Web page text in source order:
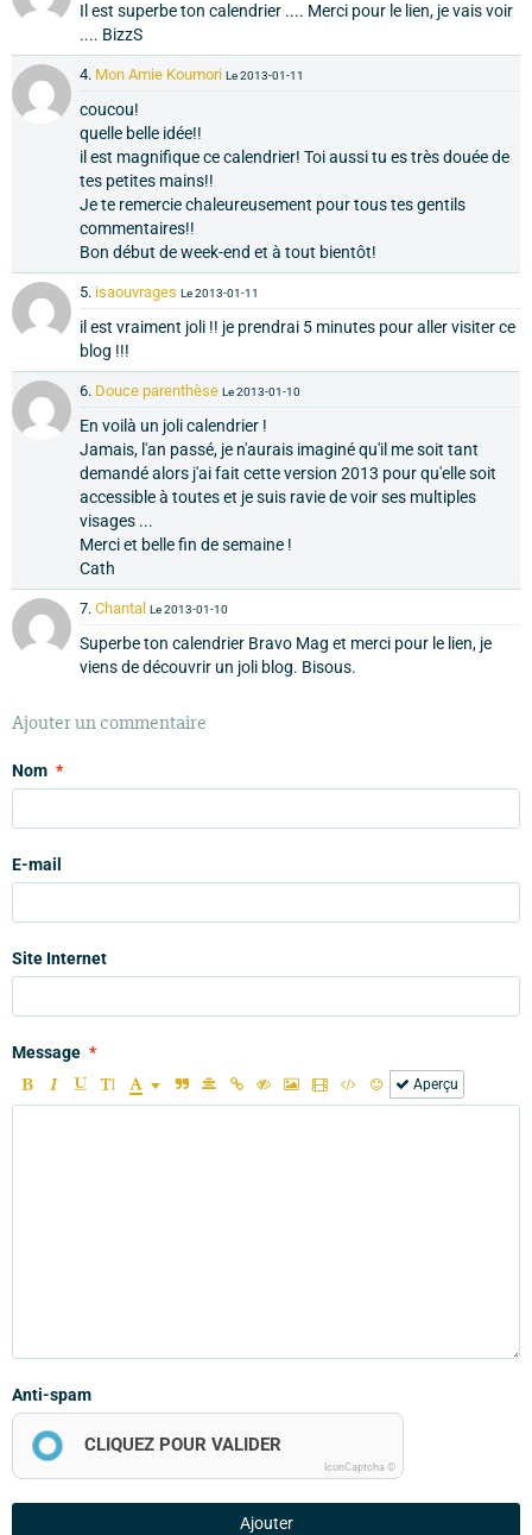
Il est superbe ton calendrier .... Merci pour le lien, je vais voir
.... BizzS
4. Mon Amie Koumori Le 2013-01-11
coucou!
quelle belle idée!!
il est magnifique ce calendrier! Toi aussi tu es très douée de
tes petites mains!!
Je te remercie chaleureusement pour tous tes gentils
commentaires!!
Bon début de week-end et à tout bientôt!
5. isaouvrages Le 2013-01-11
il est vraiment joli !! je prendrai 5 minutes pour aller visiter ce
blog !!!
6. Douce parenthèse Le 2013-01-10
En voilà un joli calendrier !
Jamais, l'an passé, je n'aurais imaginé qu'il me soit tant
demandé alors j'ai fait cette version 2013 pour qu'elle soit
accessible à toutes et je suis ravie de voir ses multiples
visages ...
Merci et belle fin de semaine !
Cath
7. Chantal Le 2013-01-10
Superbe ton calendrier Bravo Mag et merci pour le lien, je
viens de découvrir un joli blog. Bisous.
Ajouter un commentaire
Nom
E-mail
Site Internet
Message
Aperçu
Anti-spam
CLIQUEZ POUR VALIDER
IconCaptcha ©
Ajouter